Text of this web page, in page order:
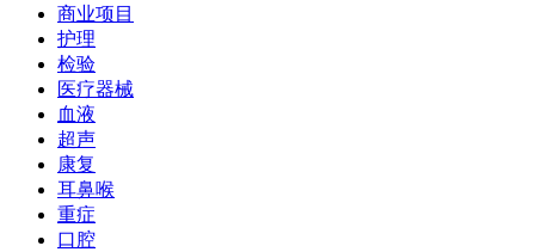
商业项目
护理
检验
医疗器械
血液
超声
康复
耳鼻喉
重症
口腔